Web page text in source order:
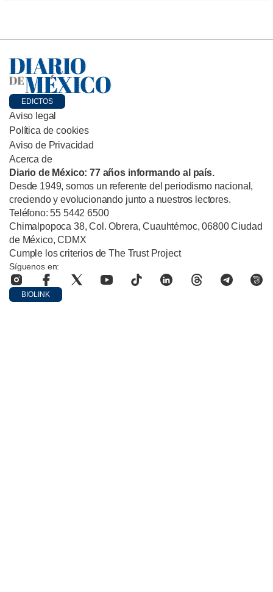
EDICTOS
Aviso legal
Política de cookies
Aviso de Privacidad
Acerca de
Diario de México: 77 años informando al país.
Desde 1949, somos un referente del periodismo nacional,
creciendo y evolucionando junto a nuestros lectores.
Teléfono: 55 5442 6500
Chimalpopoca 38, Col. Obrera, Cuauhtémoc, 06800 Ciudad
de México, CDMX
Cumple los criterios de The Trust Project
Síguenos en:
BIOLINK